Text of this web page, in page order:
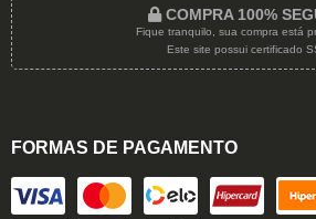
COMPRA 100%
Fique tranquilo, sua compra está
Este site possui certificado
FORMAS DE PAGAMENTO